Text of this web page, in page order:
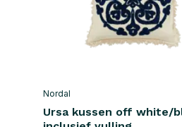
Nordal
Ursa kussen off white/